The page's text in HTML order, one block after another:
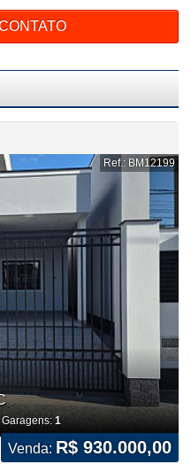
Ref.: BM12199
1
Venda: R$ 930.000,00